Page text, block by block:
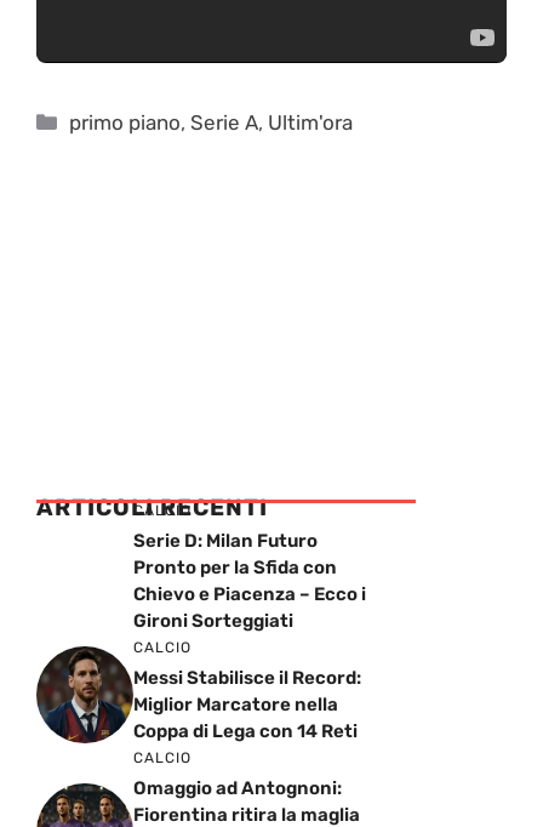
Categorie
primo piano,Serie A, Ultim'ora
ARTICOLI RECENTI
CALCIO
Serie D: Milan Futuro
Pronto per la Sfida con
Chievo e Piacenza – Ecco i
Gironi Sorteggiati
CALCIO
Messi Stabilisce il Record:
Miglior Marcatore nella
Coppa di Lega con 14 Reti
CALCIO
Omaggio ad Antognoni:
Fiorentina ritira la maglia